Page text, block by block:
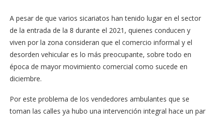
A pesar de que varios sicariatos han tenido lugar en el sector
de la entrada de la 8 durante el 2021, quienes conducen y
viven por la zona consideran que el comercio informal y el
desorden vehicular es lo más preocupante, sobre todo en
época de mayor movimiento comercial como sucede en
diciembre.
Por este problema de los vendedores ambulantes que se
toman las calles ya hubo una intervención integral hace un par